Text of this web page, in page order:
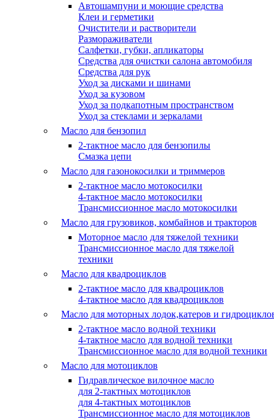
Автошампуни и моющие средства
Клеи и герметики
Очистители и растворители
Размораживатели
Салфетки, губки, апликаторы
Средства для очистки салона автомобиля
Средства для рук
Уход за дисками и шинами
Уход за кузовом
Уход за подкапотным пространством
Уход за стеклами и зеркалами
Масло для бензопил
2-тактное масло для бензопилы
Cмазка цепи
Масло для газонокосилки и триммеров
2-тактное масло мотокосилки
4-тактное масло мотокосилки
Трансмиссионное масло мотокосилки
Масло для грузовиков, комбайнов и тракторов
Моторное масло для тяжелой техники
Трансмиссионное масло для тяжелой
техники
Масло для квадроциклов
2-тактное масло для квадроциклов
4-тактное масло для квадроциклов
Масло для моторных лодок,катеров и
2-тактное масло водной техники
4-тактное масло для водной техники
Трансмиссионное масло для водной техники
Масло для мотоциклов
Гидравлическое вилочное масло
для 2-тактных мотоциклов
для 4-тактных мотоциклов
Трансмиссионное масло для мотоциклов